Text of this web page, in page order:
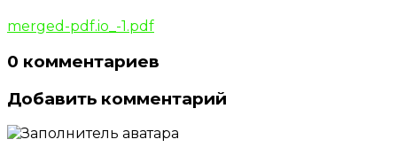
merged-pdf.io_-1.pdf
0 комментариев
Добавить комментарий